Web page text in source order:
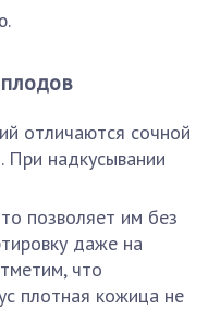
отличаются сочной
При надкусывании
позволяет им без
даже на
что
плотная кожица не